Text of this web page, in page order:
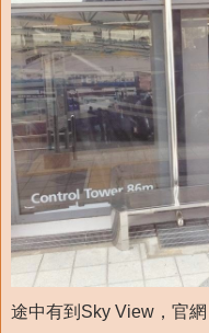
途中有到Sky View，官網